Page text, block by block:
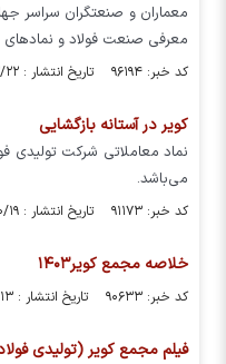
معماران و صنعتگران سراسر
معرفی صنعت فولاد و
کد خبر: ۹۶۱۹۴ تاریخ انتشار : ۱۴۰۳/۱۲/۲۲
کویر در آستانه بازگشایی
نماد معاملاتی شرکت تولیدی
می‌باشد.
کد خبر: ۹۱۱۷۳ تاریخ انتشار : ۱۴۰۳/۱۰/۱۹
خلاصه مجمع کویر۱۴۰۳
کد خبر: ۹۰۶۳۳ تاریخ انتشار : ۱۴۰۳/۱۰/۱۳
فیلم مجمع کویر (تولیدی فولاد